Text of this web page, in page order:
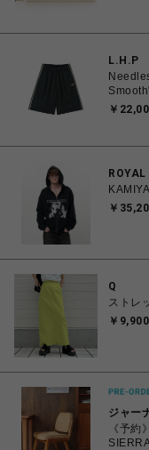
L.H.P
￥
￥
Q
ストレ
￥9,900
ジャー
《予約